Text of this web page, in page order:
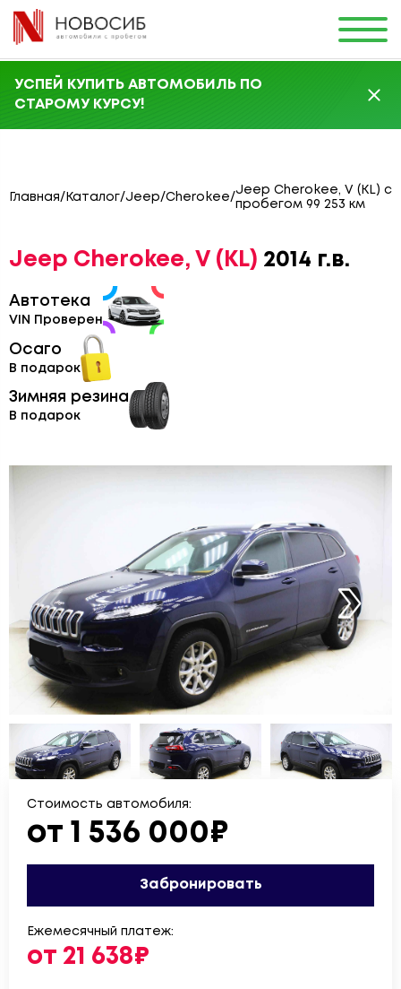
УСПЕЙ КУПИТЬ АВТОМОБИЛЬ ПО
СТАРОМУ КУРСУ!
Главная/ Каталог/Jeep/Cherokee/
Jeep Cherokee, V (KL) с
пробегом 99 253 км
Jeep Cherokee, V (KL) 2014 г.в.
Автотека
VIN Проверен
Осаго
В подарок
Зимняя резина
В подарок
Стоимость автомобиля:
от 1 536 000₽
Забронировать
Ежемесячный платеж:
от 21 638₽